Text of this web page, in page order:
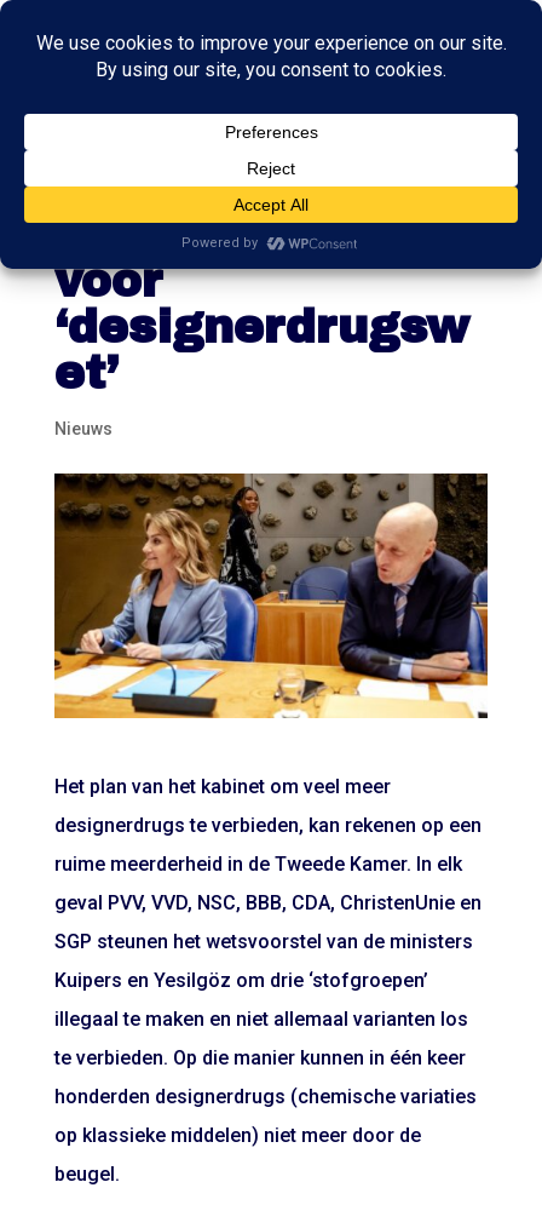
Veel steun in
Tweede Kamer
voor
‘designerdrugsw
et’
Nieuws
Het plan van het kabinet om veel meer
designerdrugs te verbieden, kan rekenen op een
ruime meerderheid in de Tweede Kamer. In elk
geval PVV, VVD, NSC, BBB, CDA, ChristenUnie en
SGP steunen het wetsvoorstel van de ministers
Kuipers en Yesilgöz om drie ‘stofgroepen’
illegaal te maken en niet allemaal varianten los
te verbieden. Op die manier kunnen in één keer
honderden designerdrugs (chemische variaties
op klassieke middelen) niet meer door de
beugel.